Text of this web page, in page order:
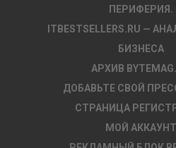
ПЕРИФЕРИЯ.
ITBESTSELLERS.RU —
БИЗНЕСА
АРХИВ
ДОБАВЬТЕ СВОЙ
СТРАНИЦА
МОЙ АККАУНТ